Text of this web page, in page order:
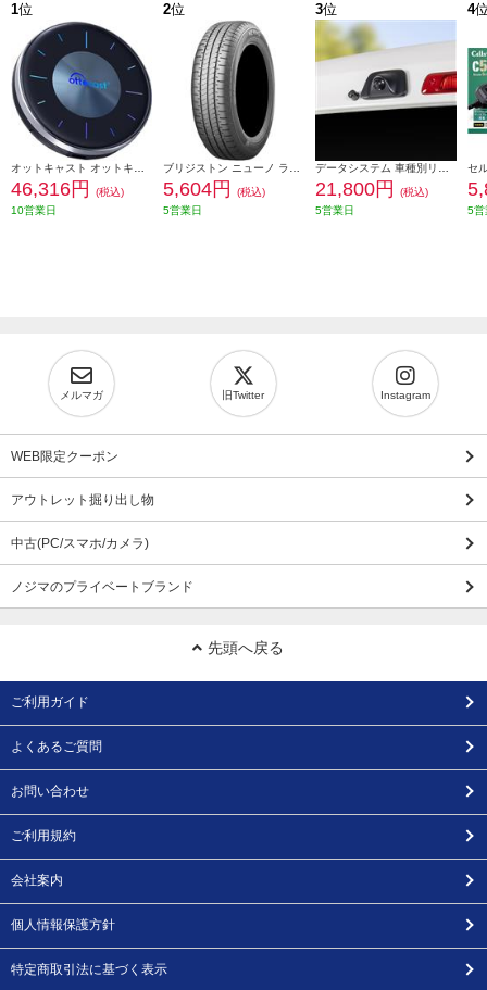
1位
46,316円
(税込)
10営業日
2位
5,604円
(税込)
5営業日
3位
21,800円
(税込)
5営業日
4
5営
メルマガ 旧Twitter Instagram
WEB限定クーポン
アウトレット掘り出し物
中古(PC/スマホ/カメラ)
ノジマのプライベートブランド
先頭へ戻る
ご利用ガイド
よくあるご質問
お問い合わせ
ご利用規約
会社案内
個人情報保護方針
特定商取引法に基づく表示